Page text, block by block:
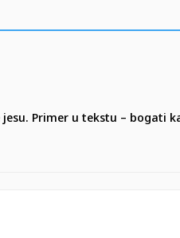
Primer u tekstu – bogati